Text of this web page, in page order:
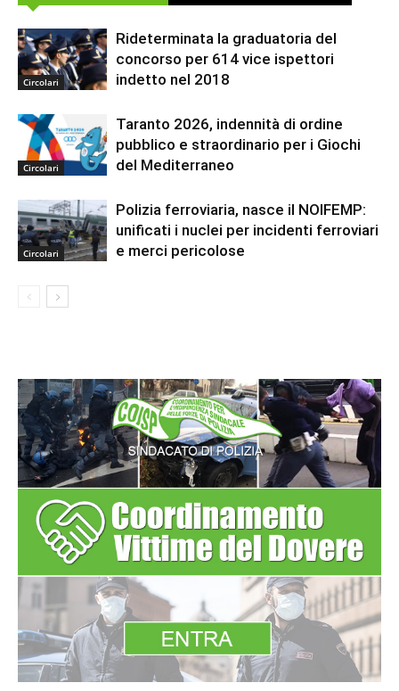
Circolari
Rideterminata la graduatoria del
concorso per 614 vice ispettori
indetto nel 2018
Circolari
Taranto 2026, indennità di ordine
pubblico e straordinario per i Giochi
del Mediterraneo
Circolari
Polizia ferroviaria, nasce il NOIFEMP:
unificati i nuclei per incidenti ferroviari
e merci pericolose